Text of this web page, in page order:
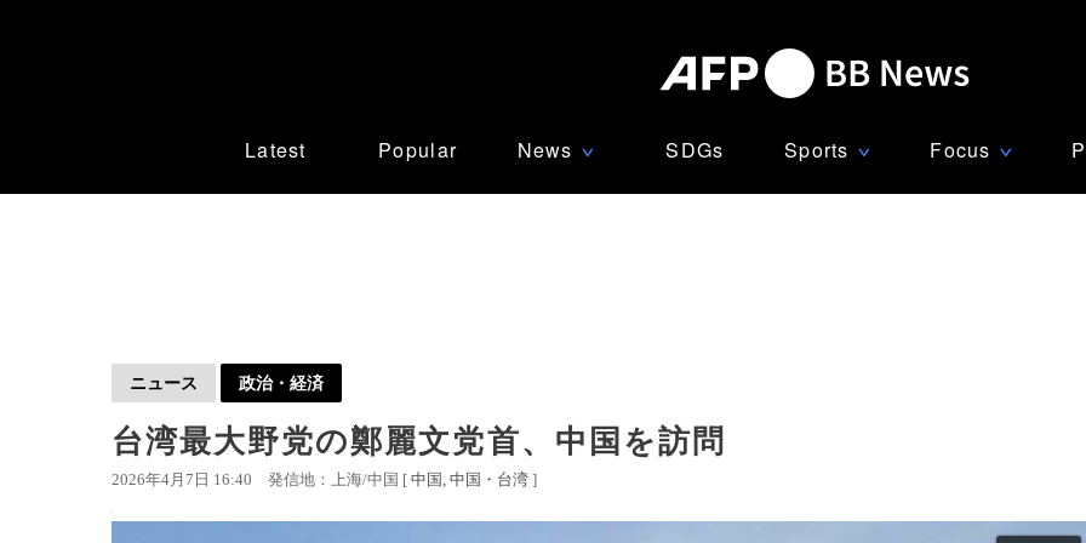
Latest Popular News ∨ SDGs Sports ∨ Focus ∨
ニュース 政治・経済
台湾最大野党の鄭麗文党首、中国を訪問
2026年4月7日 16:40 発信地：上海/中国 [ 中国 中国・台湾 ]